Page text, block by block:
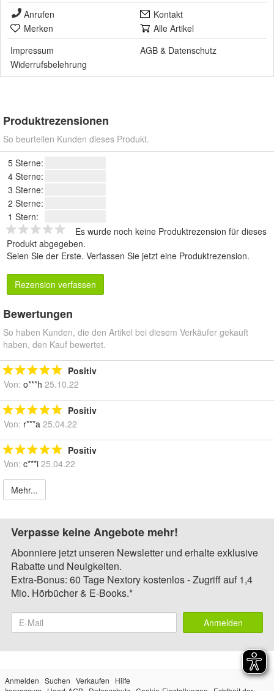
Anrufen
Kontakt
Merken
Alle Artikel
Impressum
AGB & Datenschutz
Widerrufsbelehrung
Produktrezensionen
So beurteilen Kunden dieses Produkt.
5 Sterne:
4 Sterne:
3 Sterne:
2 Sterne:
1 Stern:
Es wurde noch keine Produktrezension für dieses
Produkt abgegeben.
Seien Sie der Erste. Verfassen Sie jetzt eine Produktrezension.
Rezension verfassen
Bewertungen
So haben Kunden, die den Artikel bei diesem Verkäufer gekauft
haben, den Kauf bewertet.
Positiv
Von: o***h 25.10.22
Positiv
Von: r***a 25.04.22
Positiv
Von: c***i 25.04.22
Mehr...
Verpasse keine Angebote mehr!
Abonniere jetzt unseren Newsletter und erhalte exklusive
Rabatte und Neuigkeiten.
Extra-Bonus: 60 Tage Nextory kostenlos - Zugriff auf 1,4
Mio. Hörbücher & E-Books.*
Anmelden
Anmelden Suchen Verkaufen
Hilfe